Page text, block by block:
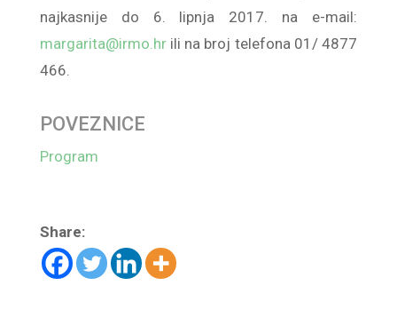
najkasnije do 6. lipnja 2017. na e-mail:
margarita@irmo.hrili na broj telefona 01/ 4877
466.
POVEZNICE
Program
Share: